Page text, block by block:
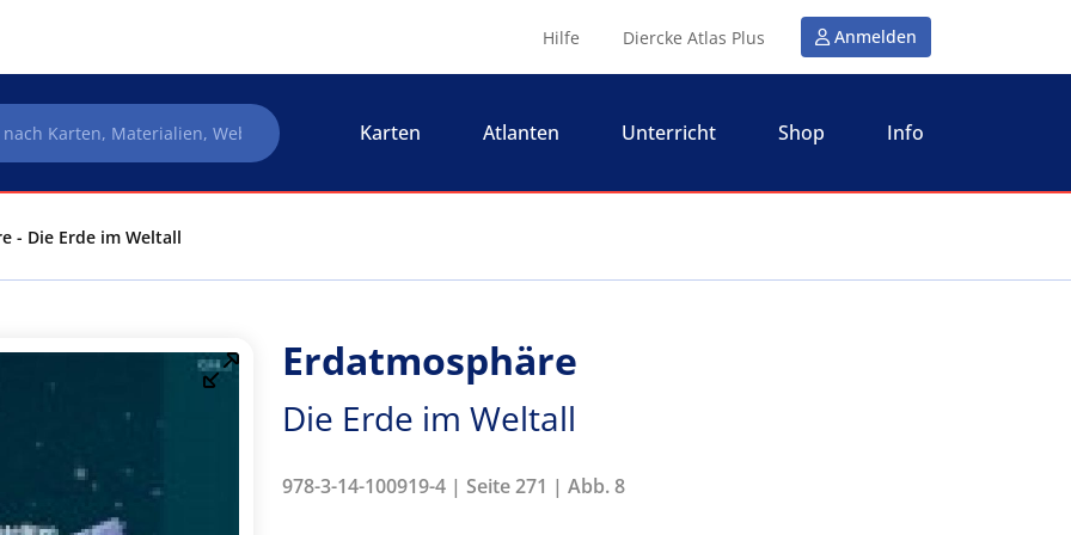
Hilfe Diercke Atlas Plus Anmelden
Karten Atlanten Unterricht Shop Info
- Die Erde im Weltall
Erdatmosphäre
Die Erde im Weltall
978-3-14-100919-4 | Seite 271 | Abb. 8